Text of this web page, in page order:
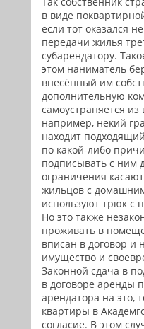
в виде
если тот оказался
передачи жилья
субарендатору.
этом наниматель
внесённый им
дополнительную
самоустраняется
например, некий
находит
по какой-либо
подписывать с ним
ограничения
жильцов с
используют трюк с
Но это также
проживать в
вписан в договор и
имущество и
Законной сдача в
в договоре аренды
арендатора на это,
квартиры в
согласие. В этом